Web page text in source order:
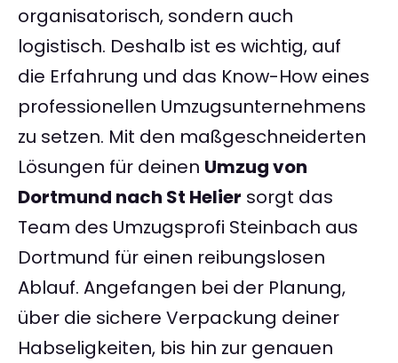
organisatorisch, sondern auch
logistisch. Deshalb ist es wichtig, auf
die Erfahrung und das Know-How eines
professionellen Umzugsunternehmens
zu setzen. Mit den maßgeschneiderten
Lösungen für deinen Umzug von
Dortmund nach St Helier sorgt das
Team des Umzugsprofi Steinbach aus
Dortmund für einen reibungslosen
Ablauf. Angefangen bei der Planung,
über die sichere Verpackung deiner
Habseligkeiten, bis hin zur genauen